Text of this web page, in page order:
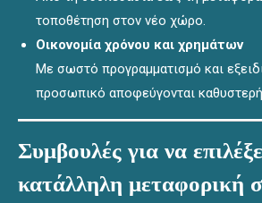
τοποθέτηση στον νέο χώρο.
Οικονομία χρόνου και χρημάτων
Με σωστό προγραμματισμό και
προσωπικό αποφεύγονται
Συμβουλές για να
κατάλληλη μεταφορική